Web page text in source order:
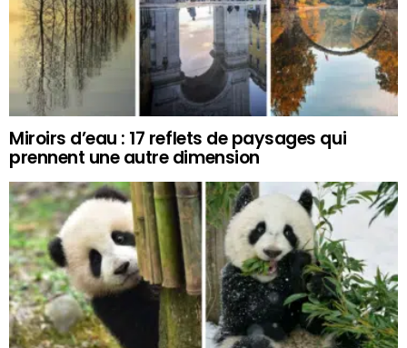
Miroirs d’eau : 17 reflets de paysages qui
prennent une autre dimension